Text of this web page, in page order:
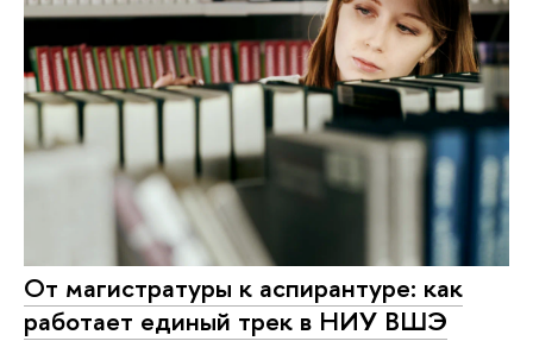
От магистратуры к аспирантуре: как
работает единый трек в НИУ ВШЭ